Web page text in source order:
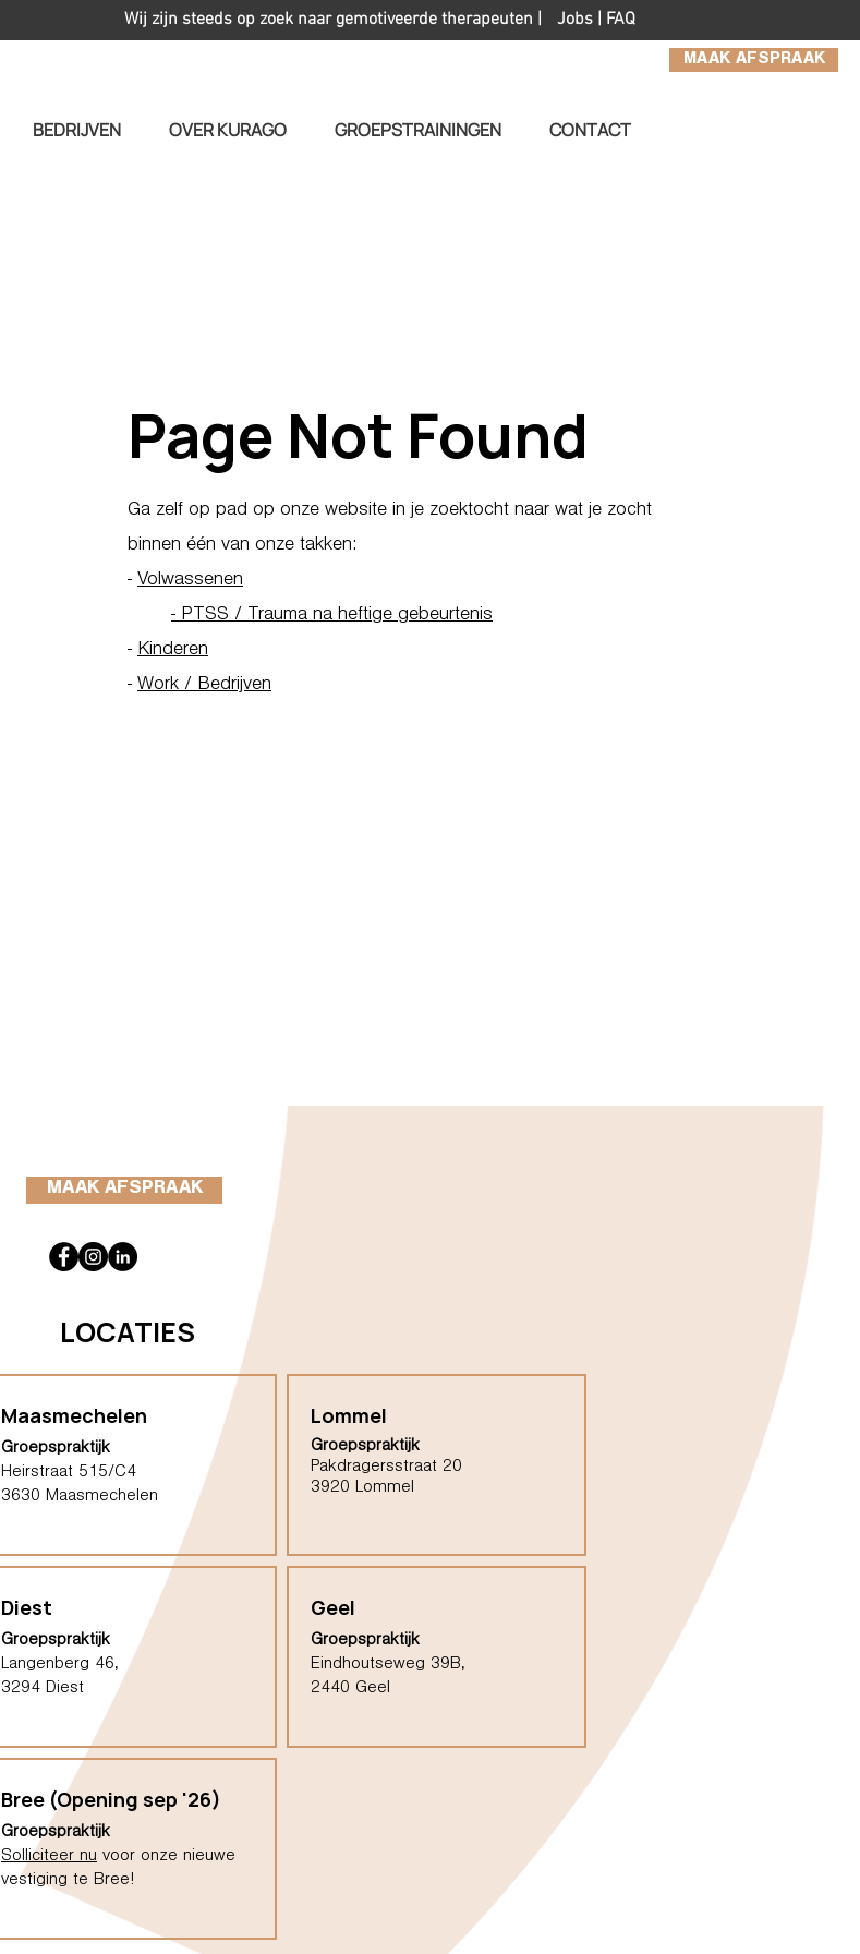
MAAK AFSPRAAK
Jobs | FAQ
Wij zijn steeds op zoek naar gemotiveerde therapeuten |
BEDRIJVEN OVER KURAGO GROEPSTRAININGEN CONTACT
Page Not Found
Ga zelf op pad op onze website in je zoektocht naar wat je zocht
binnen één van onze takken:
- Volwassenen
- PTSS / Trauma na heftige gebeurtenis
- Kinderen
- Work / Bedrijven
MAAK AFSPRAAK
LOCATIES
Maasmechelen
Groepspraktijk
Heirstraat 515/C4
3630 Maasmechelen
Diest
Groepspraktijk
Langenberg 46,
3294 Diest
Bree (Opening sep '26)
Groepspraktijk
Solliciteer nu voor onze nieuwe
vestiging te Bree!
Lommel
Groepspraktijk
Pakdragersstraat 20
3920 Lommel
Geel
Groepspraktijk
Eindhoutseweg 39B,
2440 Geel